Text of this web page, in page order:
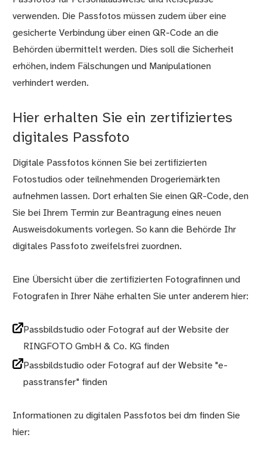
verwenden. Die Passfotos müssen zudem über eine
gesicherte Verbindung über einen QR-Code an die
Behörden übermittelt werden. Dies soll die Sicherheit
erhöhen, indem Fälschungen und Manipulationen
verhindert werden.
Hier erhalten Sie ein zertifiziertes
digitales Passfoto
Digitale Passfotos können Sie bei zertifizierten
Fotostudios oder teilnehmenden Drogeriemärkten
aufnehmen lassen. Dort erhalten Sie einen QR-Code, den
Sie bei Ihrem Termin zur Beantragung eines neuen
Ausweisdokuments vorlegen. So kann die Behörde Ihr
digitales Passfoto zweifelsfrei zuordnen.
Eine Übersicht über die zertifizierten Fotografinnen und
Fotografen in Ihrer Nähe erhalten Sie unter anderem hier:
Passbildstudio oder Fotograf auf der Website der
RINGFOTO GmbH & Co. KG finden
Passbildstudio oder Fotograf auf der Website "e-
passtransfer" finden
Informationen zu digitalen Passfotos bei dm finden Sie
hier: